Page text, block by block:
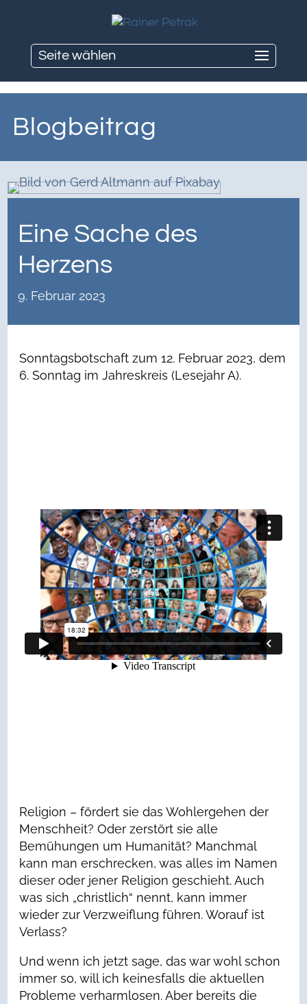
Seite wählen
Blogbeitrag
Eine Sache des
Herzens
9. Februar 2023
Sonntagsbotschaft zum 12. Februar 2023, dem
6. Sonntag im Jahreskreis (Lesejahr A).
Religion – fördert sie das Wohlergehen der
Menschheit? Oder zerstört sie alle
Bemühungen um Humanität? Manchmal
kann man erschrecken, was alles im Namen
dieser oder jener Religion geschieht. Auch
was sich „christlich“ nennt, kann immer
wieder zur Verzweiflung führen. Worauf ist
Verlass?
Und wenn ich jetzt sage, das war wohl schon
immer so, will ich keinesfalls die aktuellen
Probleme verharmlosen. Aber bereits die